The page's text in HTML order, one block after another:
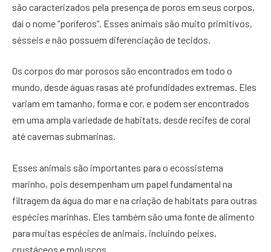
são caracterizados pela presença de poros em seus corpos,
daí o nome “poríferos”. Esses animais são muito primitivos,
sésseis e não possuem diferenciação de tecidos.
Os corpos do mar porosos são encontrados em todo o
mundo, desde águas rasas até profundidades extremas. Eles
variam em tamanho, forma e cor, e podem ser encontrados
em uma ampla variedade de habitats, desde recifes de coral
até cavernas submarinas.
Esses animais são importantes para o ecossistema
marinho, pois desempenham um papel fundamental na
filtragem da água do mar e na criação de habitats para outras
espécies marinhas. Eles também são uma fonte de alimento
para muitas espécies de animais, incluindo peixes,
crustáceos e moluscos.